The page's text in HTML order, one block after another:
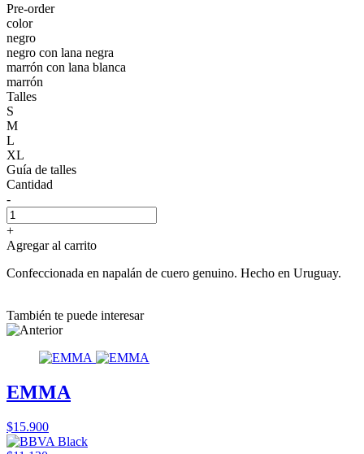
Pre-order
color
negro
negro con lana negra
marrón con lana blanca
marrón
Talles
S
M
L
XL
Guía de talles
Cantidad
-
+
Agregar al carrito
Confeccionada en napalán de cuero genuino. Hecho en Uruguay.
También te puede interesar
EMMA
$15.900